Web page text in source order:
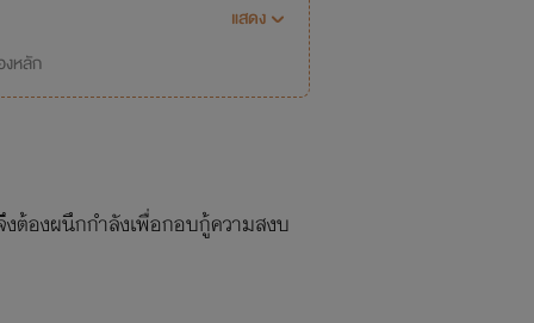
แสดง
งหลัก
ต้องผนึกกำลังเพื่อกอบกู้ความสงบ